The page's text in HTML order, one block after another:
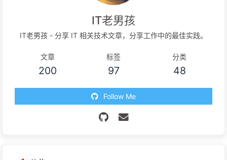
IT老男孩
IT老男孩 - 分享 IT 相关技术文章，分享工作中的最佳实践。
文章
200
标签
97
分类
48
Follow Me